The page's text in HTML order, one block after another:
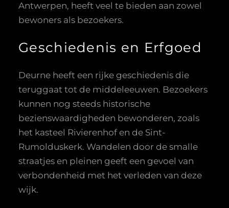
Antwerpen, heeft veel te bieden aan zowel
bewoners als bezoekers.
Geschiedenis en Erfgoed
Deurne heeft een rijke geschiedenis die
teruggaat tot de middeleeuwen. Bezoekers
kunnen nog steeds historische
bezienswaardigheden bewonderen, zoals
het kasteel Rivierenhof en de Sint-
Rumolduskerk. Wandelen door de smalle
straatjes en pleinen geeft een gevoel van
verbondenheid met het verleden van deze
wijk.